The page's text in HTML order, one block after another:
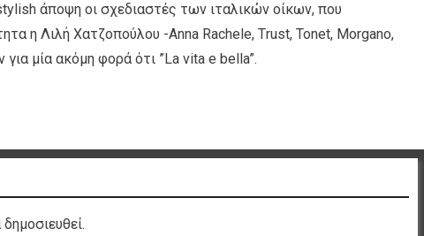
άποψη οι σχεδιαστές των ιταλικών οίκων, που
η Λιλή Χατζοπούλου -Anna Rachele, Τrust, Tonet, Morgano,
μία ακόμη φορά ότι ”La vita e bella”.